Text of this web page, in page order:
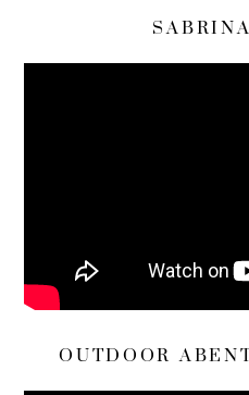
OUTDOOR